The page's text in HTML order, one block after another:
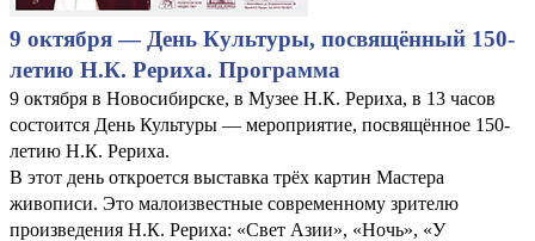
9 октября — День Культуры, посвящённый 150-
летию Н.К. Рериха. Программа
9 октября в Новосибирске, в Музее Н.К. Рериха, в 13 часов
состоится День Культуры — мероприятие, посвящённое 150-
летию Н.К. Рериха.
В этот день откроется выставка трёх картин Мастера
живописи. Это малоизвестные современному зрителю
произведения Н.К. Рериха: «Свет Азии», «Ночь», «У